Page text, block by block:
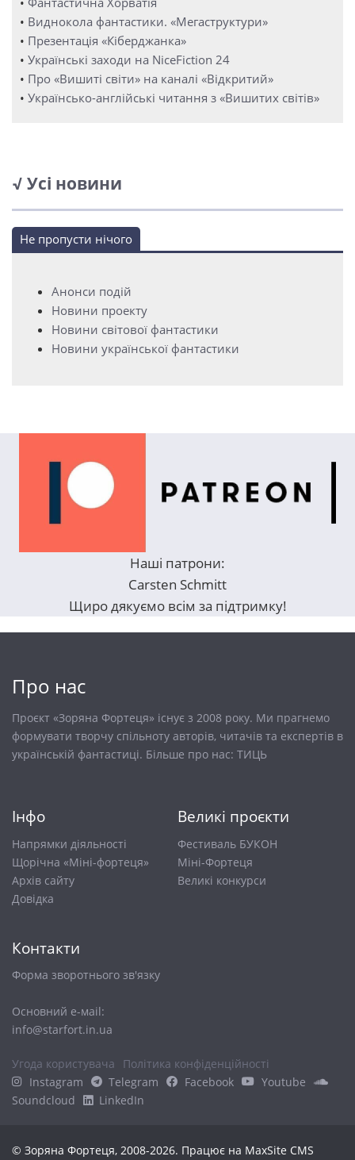
• Виднокола фантастики. «Мегаструктури»
• Презентація «Кіберджанка»
• Українські заходи на NiceFiction 24
• Про «Вишиті світи» на каналі «Відкритий»
• Українсько-англійські читання з «Вишитих світів»
√ Усі новини
Не пропусти нічого
Анонси подій
Новини проекту
Новини світової фантастики
Новини української фантастики
Наші патрони:
Carsten Schmitt
Щиро дякуємо всім за підтримку!
Про нас
Проєкт «Зоряна Фортеця» існує з 2008 року. Ми прагнемо
формувати творчу спільноту авторів, читачів та експертів в
українській фантастиці. Більше про нас: ТИЦЬ
Інфо
Напрямки діяльності
Щорічна «Міні-фортеця»
Архів сайту
Довiдка
Великі проєкти
Фестиваль БУКОН
Міні-Фортеця
Великі конкурси
Контакти
Форма зворотнього зв'язку
Основний е-маіl:
info@starfort.in.ua
Угода користувача
Політика конфіденційності
Instagram
Telegram Facebook
Youtube
Soundcloud
LinkedIn
© Зоряна Фортеця, 2008-2026. Працює на MaxSite CMS